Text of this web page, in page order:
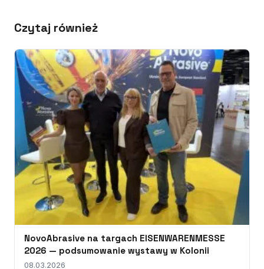
Czytaj również
NovoAbrasive na targach EISENWARENMESSE
2026 — podsumowanie wystawy w Kolonii
08.03.2026